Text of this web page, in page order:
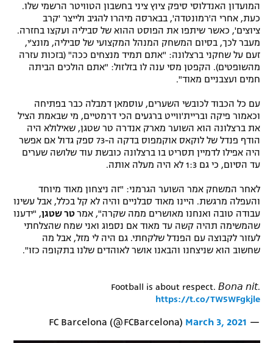
המועדון האנדלוסי סיפק ציוץ ציני בחשבון הטוויטר הרשמי שלו.
כעת, אחרי ה'רמונטדה', בבארסה מיהרו להגיב ולייצר 'קרב
ציוצים', כאשר שיתפו את הפוסט ההוא של סביליה ועקצו בחזרה.
מעבר לכך, בסיום המשחק המנהל המקצועי של סביליה, מונצ'י,
זעם על שחקני ברצלונה: "אתם תמיד מנצחים ככה" (בזכות עזרה
מהשופטים). הקפטן מסי ענה לו בזלזול: "אתם הולכים הביתה
חמים ועצבניים מאוד".
עם כל הכבוד לכובשי השערים, עוסמאן דמבלה כבר בפתיחה
וכאמור פיקה ובריית'ווייט ברגעים הכי דרמטיים, מי שבאמת הציל
את ברצלונה הוא השוער מארק אנדרה טר שטגן, שאילולא היה
הודף פנדל של לוקאס אוקמפוס בדקה ה-73 ספק גדול אם אפשר
היה אפילו לדמיין תסריט בו ברצלונה כובשת עוד שלושה שערים
עד הסיום, כי גם 1:3 לא היה מעלה אותה.
לאחר המשחק אמר השוער הגרמני: "זה ניצחון מאוד מיוחד
והעפלה מרגשת. היינו מאוד סבלניים והיה לא קל בכלל, אבל עשינו
עבודה טובה ואנחנו מאושרים ממה שקרה", אמרטר שטגן, "ידענו
שהמשימה תהיה קשה עד מאוד אם נספוג ואני שמח שהצלחתי
לעזור לקבוצה עם הפנדל שלקחתי. גם היה לי מזל, אבל מה
שחשוב הוא שניצחנו והבאנו אושר לאוהדים שלנו בתקופה כזו".
Football is about respect. 𝘉𝘰𝘯𝘢 𝘯𝘪𝘵.
https://t.co/TW5WFgkjle
— FC Barcelona (@FCBarcelona)
March 3, 2021